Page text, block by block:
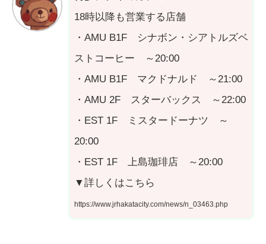
18時以降も営業する店舗
・AMU B1F シナボン・シアトルズベ
ストコーヒー ～20:00
・AMU B1F マクドナルド ～21:00
・AMU 2F スターバックス ～22:00
・EST 1F ミスタードーナツ ～
20:00
・EST 1F 上島珈琲店 ～20:00
▼詳しくはこちら
https://www.jrhakatacity.com/news/n_03463.php